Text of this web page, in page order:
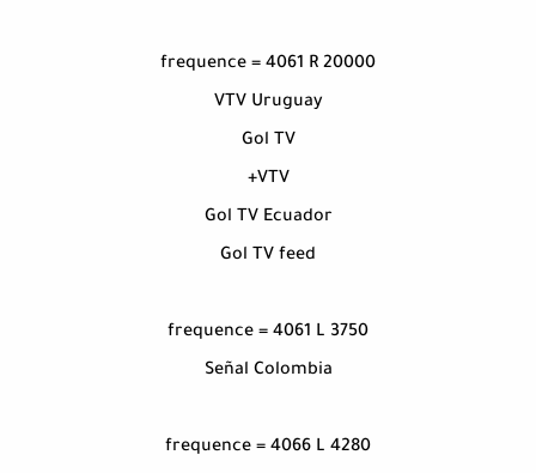
frequence = 4061 R 20000
VTV Uruguay
Gol TV
VTV+
Gol TV Ecuador
Gol TV feed
frequence = 4061 L 3750
Señal Colombia
frequence = 4066 L 4280